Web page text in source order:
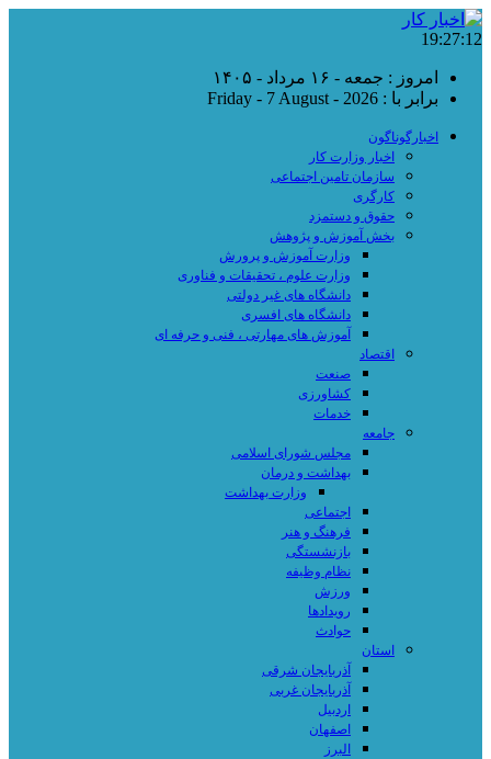
19:27:12
امروز : جمعه - ۱۶ مرداد - ۱۴۰۵
برابر با : Friday - 7 August - 2026
اخبارگوناگون
اخبار وزارت کار
سازمان تامین اجتماعی
کارگری
حقوق و دستمزد
بخش آموزش و پژوهش
وزارت آموزش و پرورش
وزارت علوم ، تحقیقات و فناوری
دانشگاه های غیر دولتی
دانشگاه های افسری
آموزش های مهارتی ، فنی و حرفه ای
اقتصاد
صنعت
کشاورزی
خدمات
جامعه
مجلس شورای اسلامی
بهداشت و درمان
وزارت بهداشت
اجتماعی
فرهنگ و هنر
بازنشستگی
نظام وظیفه
ورزش
رویدادها
حوادث
استان
آذربایجان شرقی
آذربایجان غربی
اردبیل
اصفهان
البرز